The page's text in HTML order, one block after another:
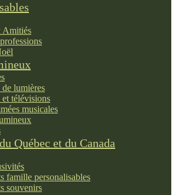
Amitiés
lumières
et télévisions
musicales
Québec et du Canada
famille personalisables
souvenirs